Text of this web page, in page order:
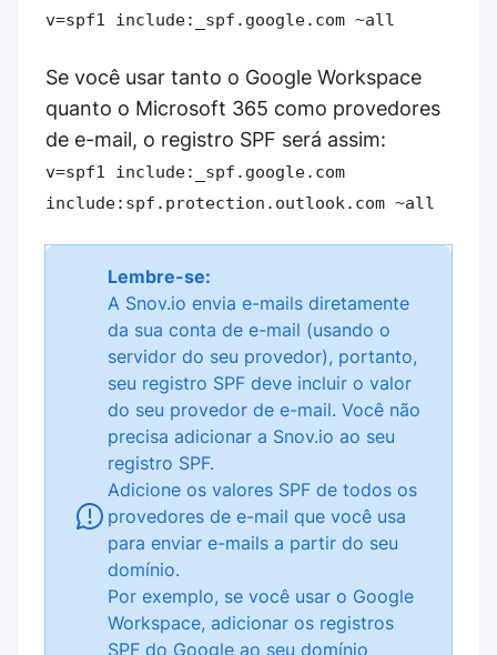
v=spf1 include:_spf.google.com ~all
Se você usar tanto o Google Workspace
quanto o Microsoft 365 como provedores
de e-mail, o registro SPF será assim:
v=spf1 include:_spf.google.com
include:spf.protection.outlook.com ~all
Lembre-se:
A Snov.io envia e-mails diretamente
da sua conta de e-mail (usando o
servidor do seu provedor), portanto,
seu registro SPF deve incluir o valor
do seu provedor de e-mail. Você não
precisa adicionar a Snov.io ao seu
registro SPF.
Adicione os valores SPF de todos os
provedores de e-mail que você usa
para enviar e-mails a partir do seu
domínio.
Por exemplo, se você usar o Google
Workspace, adicionar os registros
SPF do Google ao seu domínio